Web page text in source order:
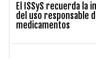
El ISSyS recuerda la
del uso responsable
medicamentos